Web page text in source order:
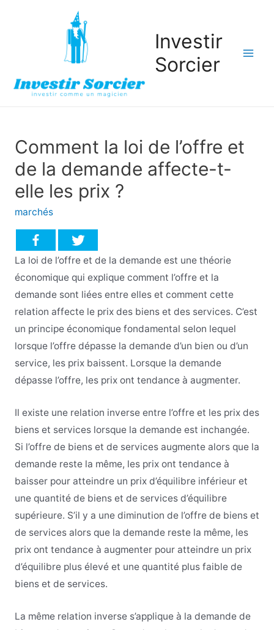
Investir
Sorcier
Comment la loi de l’offre et
de la demande affecte-t-
elle les prix ?
marchés
La loi de l’offre et de la demande est une théorie
économique qui explique comment l’offre et la
demande sont liées entre elles et comment cette
relation affecte le prix des biens et des services. C’est
un principe économique fondamental selon lequel
lorsque l’offre dépasse la demande d’un bien ou d’un
service, les prix baissent. Lorsque la demande
dépasse l’offre, les prix ont tendance à augmenter.
Il existe une relation inverse entre l’offre et les prix des
biens et services lorsque la demande est inchangée.
Si l’offre de biens et de services augmente alors que la
demande reste la même, les prix ont tendance à
baisser pour atteindre un prix d’équilibre inférieur et
une quantité de biens et de services d’équilibre
supérieure. S’il y a une diminution de l’offre de biens et
de services alors que la demande reste la même, les
prix ont tendance à augmenter pour atteindre un prix
d’équilibre plus élevé et une quantité plus faible de
biens et de services.
La même relation inverse s’applique à la demande de